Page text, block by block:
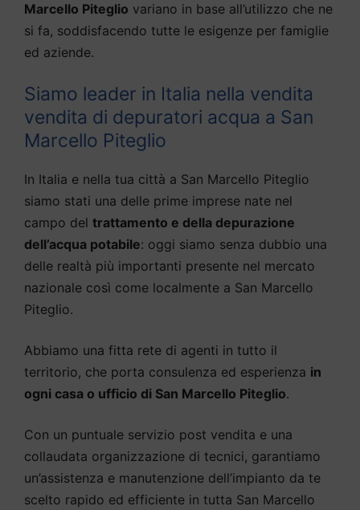
Marcello Piteglio variano in base all’utilizzo che ne
si fa, soddisfacendo tutte le esigenze per famiglie
ed aziende.
Siamo leader in Italia nella vendita
vendita di depuratori acqua a San
Marcello Piteglio
In Italia e nella tua città a San Marcello Piteglio
siamo stati una delle prime imprese nate nel
campo del trattamento e della depurazione
dell’acqua potabile: oggi siamo senza dubbio una
delle realtà più importanti presente nel mercato
nazionale così come localmente a San Marcello
Piteglio.
Abbiamo una fitta rete di agenti in tutto il
territorio, che porta consulenza ed esperienza in
ogni casa o ufficio di San Marcello Piteglio.
Con un puntuale servizio post vendita e una
collaudata organizzazione di tecnici, garantiamo
un’assistenza e manutenzione dell’impianto da te
scelto rapido ed efficiente in tutta San Marcello